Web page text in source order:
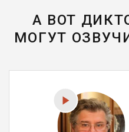
А ВОТ
МОГУТ